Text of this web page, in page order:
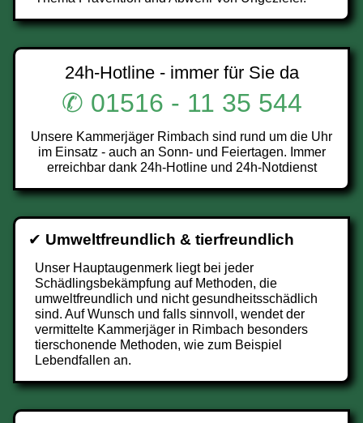
24h-Hotline - immer für Sie da
✆ 01516 - 11 35 544
Unsere Kammerjäger Rimbach sind rund um die Uhr
im Einsatz - auch an Sonn- und Feiertagen. Immer
erreichbar dank 24h-Hotline und 24h-Notdienst
✔ Umweltfreundlich & tierfreundlich
Unser Hauptaugenmerk liegt bei jeder
Schädlingsbekämpfung auf Methoden, die
umweltfreundlich und nicht gesundheitsschädlich
sind. Auf Wunsch und falls sinnvoll, wendet der
vermittelte Kammerjäger in Rimbach besonders
tierschonende Methoden, wie zum Beispiel
Lebendfallen an.